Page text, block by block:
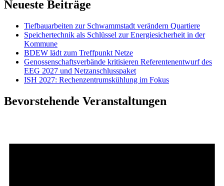
Neueste Beiträge
Tiefbauarbeiten zur Schwammstadt verändern Quartiere
Speichertechnik als Schlüssel zur Energiesicherheit in der
Kommune
BDEW lädt zum Treffpunkt Netze
Genossenschaftsverbände kritisieren Referentenentwurf des
EEG 2027 und Netzanschlusspaket
ISH 2027: Rechenzentrumskühlung im Fokus
Bevorstehende Veranstaltungen